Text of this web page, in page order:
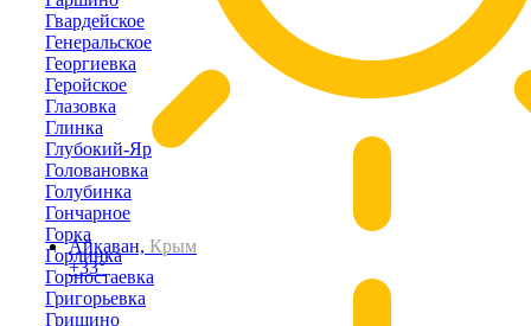
Айкаван, Крым
+33°
Гвардейское
Генеральское
Георгиевка
Геройское
Глазовка
Глинка
Глубокий-Яр
Головановка
Голубинка
Гончарное
Горка
Горлинка
Горностаевка
Григорьевка
Гришино